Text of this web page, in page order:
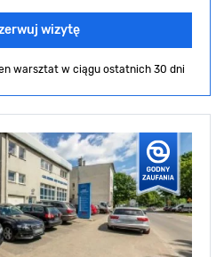
wizytę
warsztat w ciągu ostatnich 30 dni